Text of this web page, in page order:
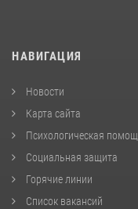
НАВИГАЦИЯ
Новости
Карта сайта
Психологическая
Социальная защита
Горячие линии
Список вакансий